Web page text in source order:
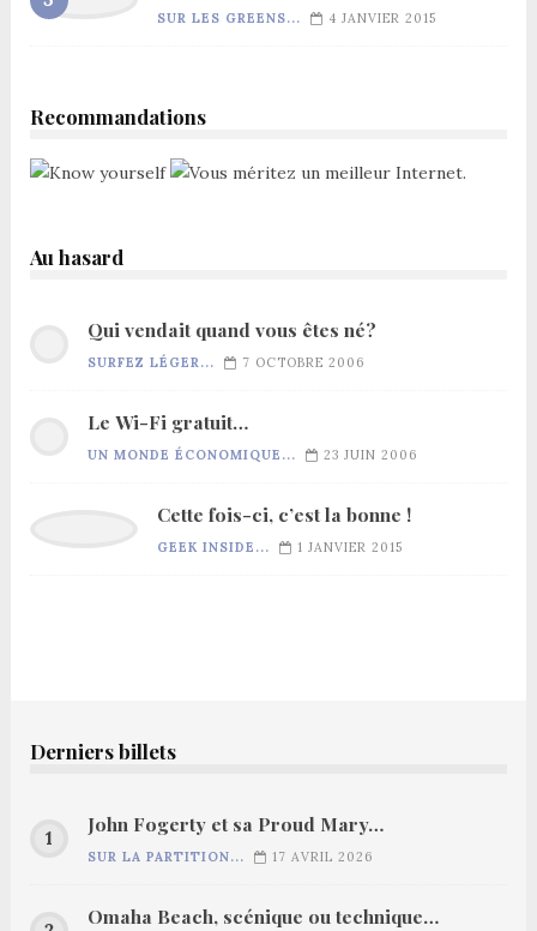
SUR LES GREENS... 4 JANVIER 2015
Recommandations
Au hasard
Qui vendait quand vous êtes né?
SURFEZ LÉGER... 7 OCTOBRE 2006
Le Wi-Fi gratuit…
UN MONDE ÉCONOMIQUE... 23 JUIN 2006
Cette fois-ci, c’est la bonne !
GEEK INSIDE... 1 JANVIER 2015
Derniers billets
John Fogerty et sa Proud Mary…
SUR LA PARTITION... 17 AVRIL 2026
Omaha Beach, scénique ou technique…